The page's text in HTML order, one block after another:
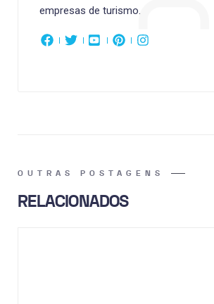
empresas de turismo.
OUTRAS POSTAGENS
RELACIONADOS